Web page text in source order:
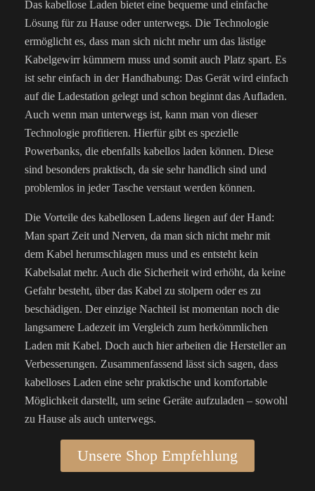
Das kabellose Laden bietet eine bequeme und einfache
Lösung für zu Hause oder unterwegs. Die Technologie
ermöglicht es, dass man sich nicht mehr um das lästige
Kabelgewirr kümmern muss und somit auch Platz spart. Es
ist sehr einfach in der Handhabung: Das Gerät wird einfach
auf die Ladestation gelegt und schon beginnt das Aufladen.
Auch wenn man unterwegs ist, kann man von dieser
Technologie profitieren. Hierfür gibt es spezielle
Powerbanks, die ebenfalls kabellos laden können. Diese
sind besonders praktisch, da sie sehr handlich sind und
problemlos in jeder Tasche verstaut werden können.
Die Vorteile des kabellosen Ladens liegen auf der Hand:
Man spart Zeit und Nerven, da man sich nicht mehr mit
dem Kabel herumschlagen muss und es entsteht kein
Kabelsalat mehr. Auch die Sicherheit wird erhöht, da keine
Gefahr besteht, über das Kabel zu stolpern oder es zu
beschädigen. Der einzige Nachteil ist momentan noch die
langsamere Ladezeit im Vergleich zum herkömmlichen
Laden mit Kabel. Doch auch hier arbeiten die Hersteller an
Verbesserungen. Zusammenfassend lässt sich sagen, dass
kabelloses Laden eine sehr praktische und komfortable
Möglichkeit darstellt, um seine Geräte aufzuladen – sowohl
zu Hause als auch unterwegs.
Unsere Shop Empfehlung